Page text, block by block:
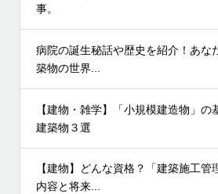
事。
病院の誕生秘話や歴史を紹介！あな
築物の世界...
【建物・雑学】「小規模建造物」の
建築物３選
【建物】どんな資格？「建築施工管
内容と将来...